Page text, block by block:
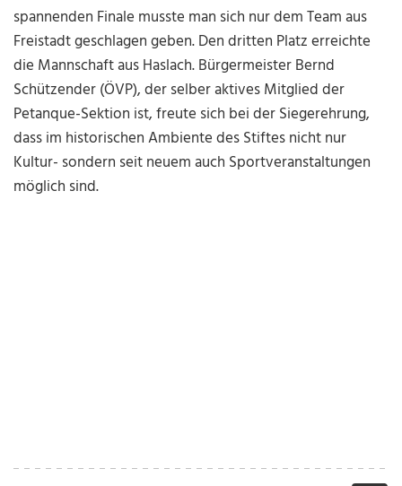
spannenden Finale musste man sich nur dem Team aus
Freistadt geschlagen geben. Den dritten Platz erreichte
die Mannschaft aus Haslach. Bürgermeister Bernd
Schützender (ÖVP), der selber aktives Mitglied der
Petanque-Sektion ist, freute sich bei der Siegerehrung,
dass im historischen Ambiente des Stiftes nicht nur
Kultur- sondern seit neuem auch Sportveranstaltungen
möglich sind.